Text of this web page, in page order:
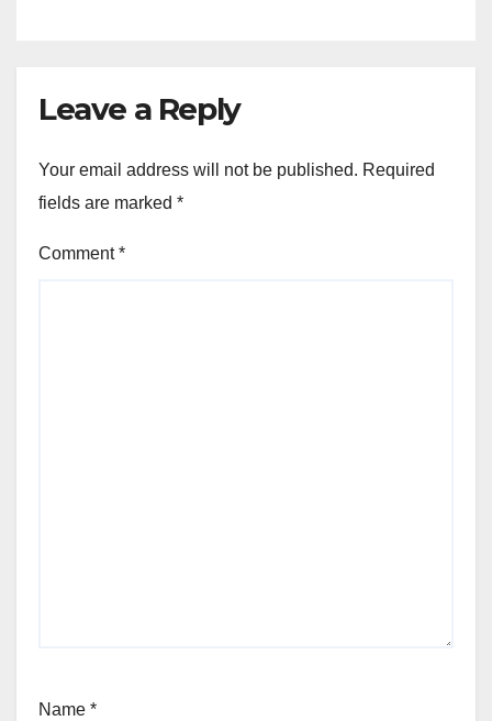
Leave a Reply
Your email address will not be published. Required
fields are marked *
Comment*
Name *